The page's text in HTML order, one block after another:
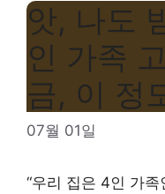
앗, 나도
인 가족
금, 이 정
07월 01일
“우리 집은 4인 가